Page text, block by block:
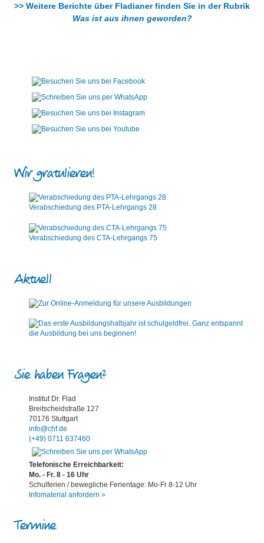
>> Weitere Berichte über Fladianer finden Sie in der Rubrik
Was ist aus ihnen geworden?
Wir gratulieren!
Verabschiedung des PTA-Lehrgangs 28
Verabschiedung des CTA-Lehrgangs 75
Aktuell
Sie haben Fragen?
Institut Dr. Flad
Breitscheidstraße 127
70176 Stuttgart
info@chf.de
(+49) 0711 637460
Telefonische Erreichbarkeit:
Mo. - Fr. 8 - 16 Uhr
Schulferien / bewegliche Ferientage: Mo-Fr 8-12 Uhr
Infomaterial anfordern »
Termine